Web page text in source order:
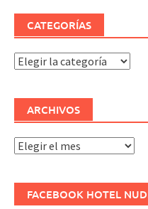
CATEGORÍAS
Categorías
ARCHIVOS
Archivos
FACEBOOK HOTEL